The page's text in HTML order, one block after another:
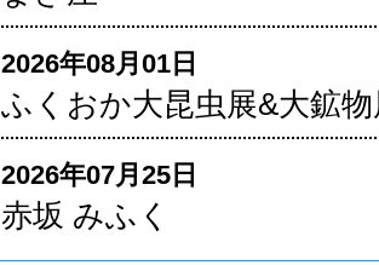
2026年08月01日
ふくおか大昆虫展&大鉱物
2026年07月25日
赤坂 みふく